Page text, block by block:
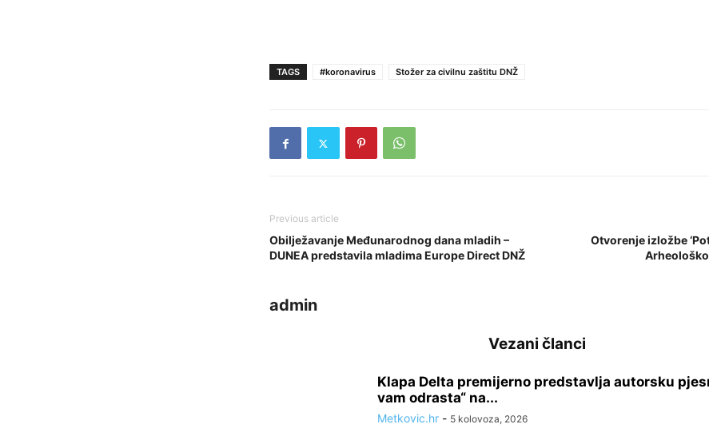
TAGS #koronavirus Stožer za civilnu zaštitu DNŽ
Previous article
Obilježavanje Međunarodnog dana mladih –
DUNEA predstavila mladima Europe Direct DNŽ
Otvorenje izložbe
admin
Vezani članci
Klapa Delta premijerno predstavlja autorsku
vam odrasta“ na...
Metkovic.hr - 5 kolovoza, 2026